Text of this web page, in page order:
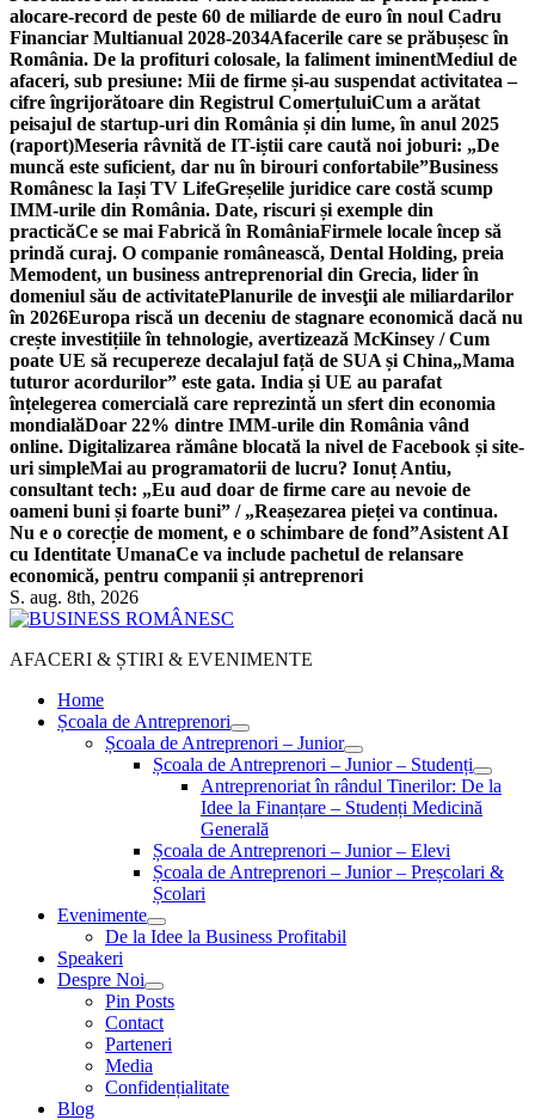
alocare-record de peste 60 de miliarde de euro în noul Cadru
Financiar Multianual 2028-2034Afacerile care se prăbușesc în
România. De la profituri colosale, la faliment iminentMediul de
afaceri, sub presiune: Mii de firme și-au suspendat activitatea –
cifre îngrijorătoare din Registrul ComerțuluiCum a arătat
peisajul de startup-uri din România și din lume, în anul 2025
(raport)Meseria râvnită de IT-iștii care caută noi joburi: „De
muncă este suficient, dar nu în birouri confortabile”Business
Românesc la Iași TV LifeGreșelile juridice care costă scump
IMM-urile din România. Date, riscuri și exemple din
practicăCe se mai Fabrică în RomâniaFirmele locale încep să
prindă curaj. O companie românească, Dental Holding, preia
Memodent, un business antreprenorial din Grecia, lider în
domeniul său de activitatePlanurile de invesţii ale miliardarilor
în 2026Europa riscă un deceniu de stagnare economică dacă nu
crește investițiile în tehnologie, avertizează McKinsey / Cum
poate UE să recupereze decalajul față de SUA și China„Mama
tuturor acordurilor” este gata. India și UE au parafat
înțelegerea comercială care reprezintă un sfert din economia
mondialăDoar 22% dintre IMM-urile din România vând
online. Digitalizarea rămâne blocată la nivel de Facebook și site-
uri simpleMai au programatorii de lucru? Ionuț Antiu,
consultant tech: „Eu aud doar de firme care au nevoie de
oameni buni și foarte buni” / „Reașezarea pieței va continua.
Nu e o corecție de moment, e o schimbare de fond”Asistent AI
cu Identitate UmanaCe va include pachetul de relansare
economică, pentru companii și antreprenori
S. aug. 8th, 2026
AFACERI & ȘTIRI & EVENIMENTE
Home
Școala de Antreprenori
Școala de Antreprenori – Junior
Școala de Antreprenori – Junior – Studenți
Antreprenoriat în rândul Tinerilor: De la
Idee la Finanțare – Studenți Medicină
Generală
Școala de Antreprenori – Junior – Elevi
Școala de Antreprenori – Junior – Preșcolari &
Școlari
Evenimente
De la Idee la Business Profitabil
Speakeri
Despre Noi
Pin Posts
Contact
Parteneri
Media
Confidențialitate
Blog